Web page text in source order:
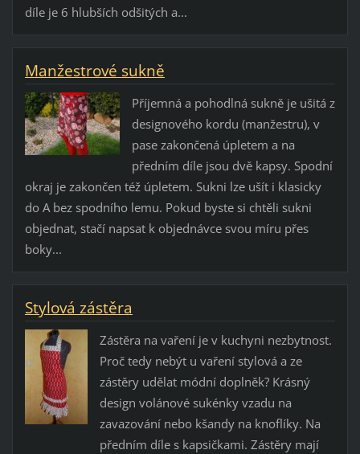
díle je 6 hlubších odšitých a...
Manžestrové sukně
Příjemná a pohodlná sukně je ušitá z
designového kordu (manžestru), v
pase zakončená úpletem a na
předním díle jsou dvě kapsy. Spodní
okraj je zakončen též úpletem. Sukni lze ušít i klasicky
do A bez spodního lemu. Pokud byste si chtěli sukni
objednat, stačí napsat k objednávce svou míru přes
boky...
Stylová zástěra
Zástěra na vaření je v kuchyni nezbytnost.
Proč tedy nebýt u vaření stylová a ze
zástěry udělat módní doplněk? Krásný
design volánové sukénky vzadu na
zavazování nebo kšandy na knoflíky. Na
předním díle s kapsičkami. Zástěry mají